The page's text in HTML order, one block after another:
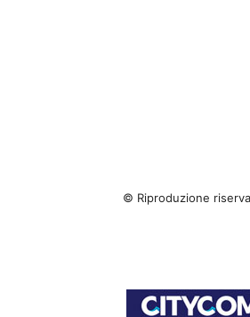
© Riproduzione